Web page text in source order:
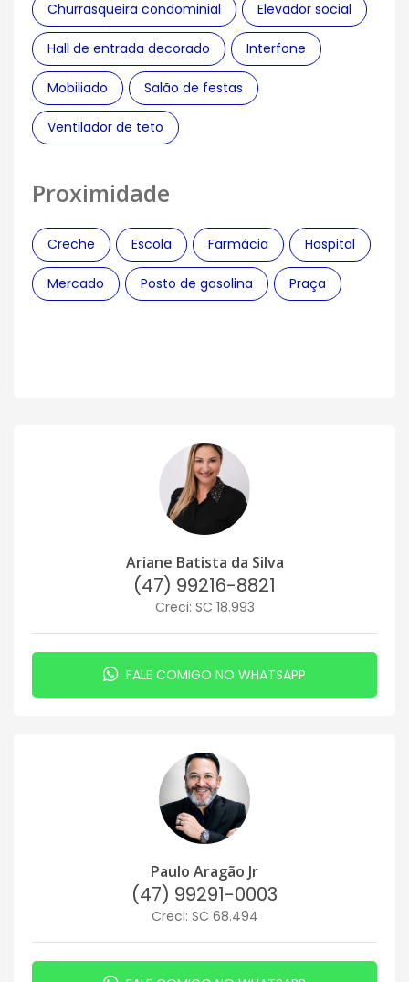
Churrasqueira condominial Elevador social
Hall de entrada decorado Interfone
Mobiliado Salão de festas
Ventilador de teto
Proximidade
Creche Escola Farmácia Hospital
Mercado Posto de gasolina Praça
Ariane Batista da Silva
(47) 99216-8821
Creci: SC 18.993
FALE COMIGO NO WHATSAPP
Paulo Aragão Jr
(47) 99291-0003
Creci: SC 68.494